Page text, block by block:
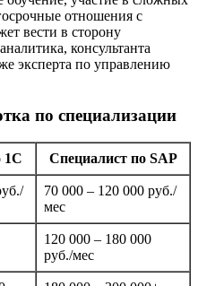
отношения с
вести в сторону
консультанта
эксперта по управлению
по специализации
1С Специалист по SAP
70 000 – 120 000 руб./
мес
120 000 – 180 000
руб./мес